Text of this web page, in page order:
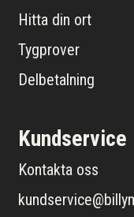
Hitta din ort
Tygprover
Delbetalning
Kundservice
Kontakta oss